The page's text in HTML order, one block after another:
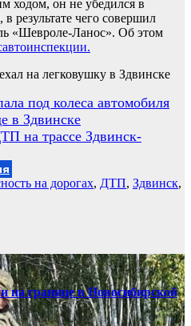
ходом, он не убедился в
результате чего совершил
«Шевроле-Ланос». Об этом
на легковушку в Здвинске
под колеса автомобиля
в Здвинске
на трассе Здвинск-
на дорогах, ДТП, Здвинск,
на границе в Новосибирской